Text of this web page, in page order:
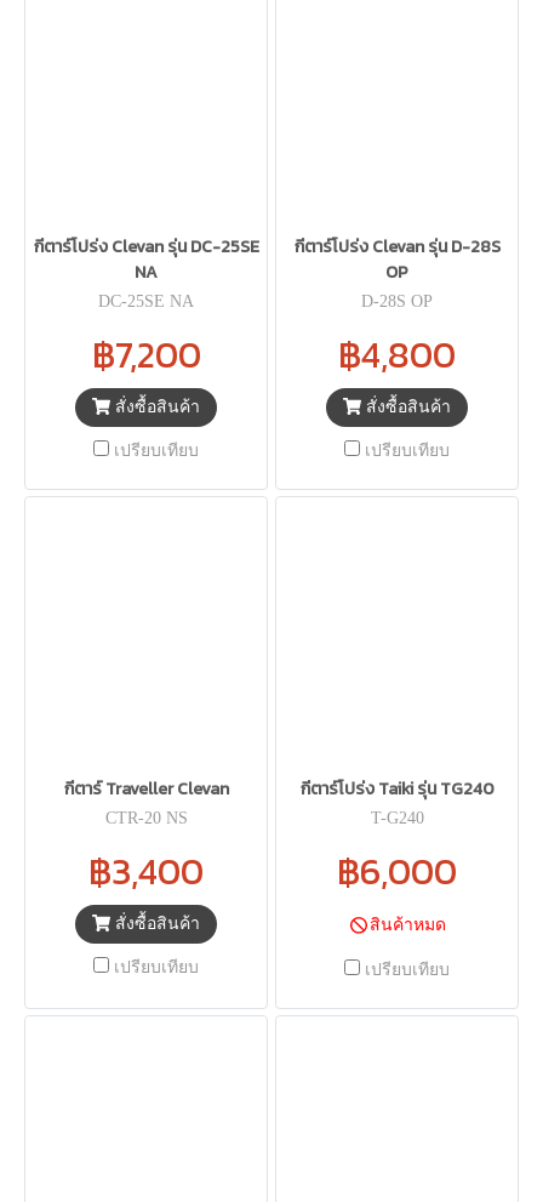
กีตาร์โปร่ง Clevan รุ่น DC-25SE
NA
DC-25SE NA
฿7,200
สั่งซื้อสินค้า
เปรียบเทียบ
กีตาร์โปร่ง Clevan รุ่น D-28S
OP
D-28S OP
฿4,800
สั่งซื้อสินค้า
เปรียบเทียบ
กีตาร์ Traveller Clevan
CTR-20 NS
฿3,400
สั่งซื้อสินค้า
เปรียบเทียบ
กีตาร์โปร่ง Taiki รุ่น TG240
T-G240
฿6,000
สินค้าหมด
เปรียบเทียบ